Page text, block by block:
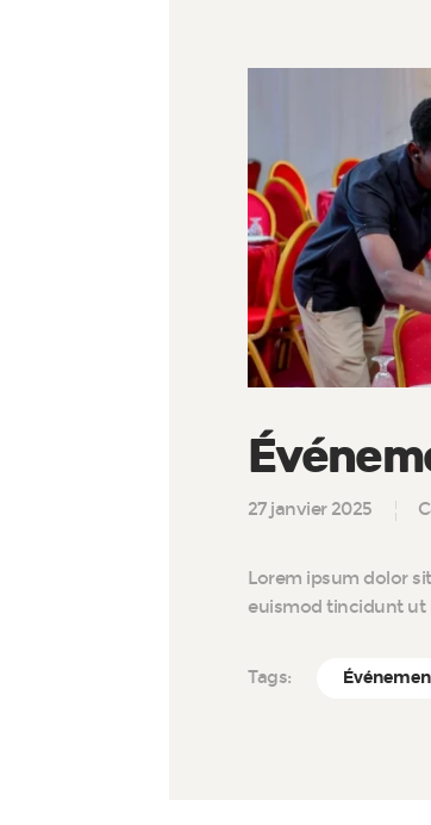
27 janvier 2025
Lorem ipsum dolor
euismod tincidunt ut
Tags: